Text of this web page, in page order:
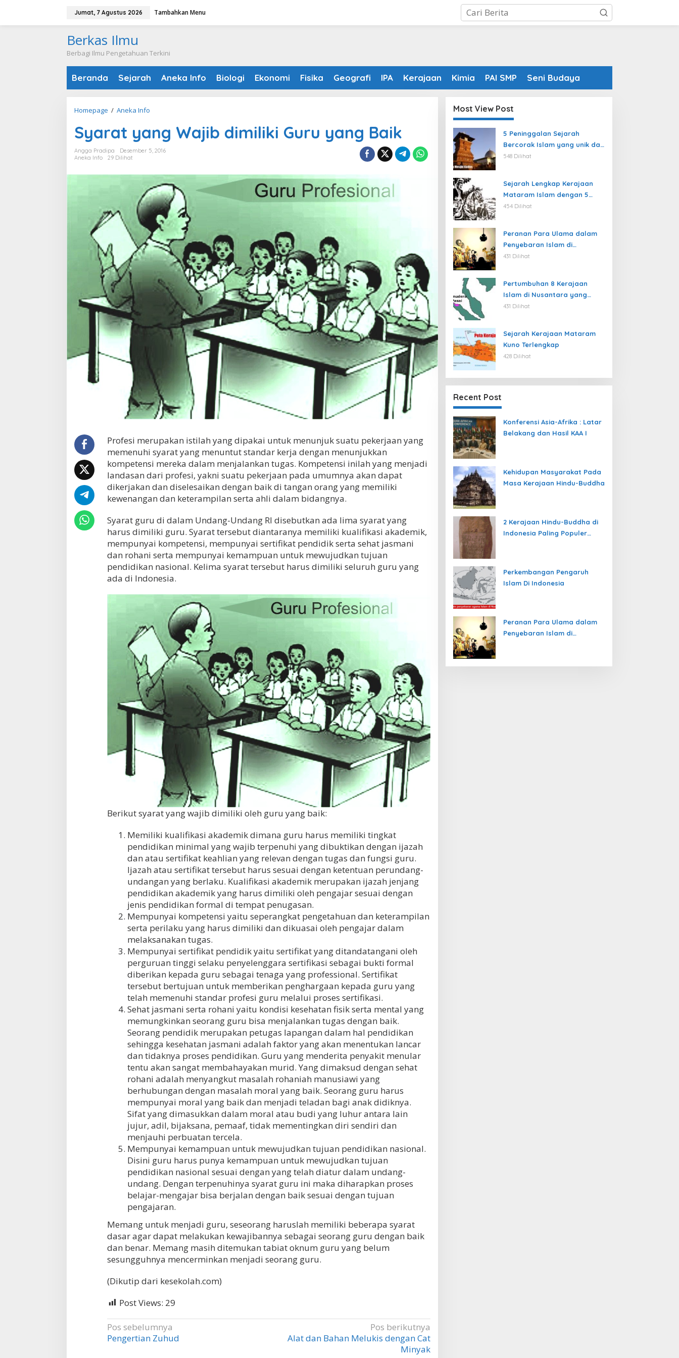
konten
Jumat, 7 Agustus 2026 Tambahkan Menu
Berkas Ilmu
Berbagi Ilmu Pengetahuan Terkini
Beranda Sejarah Aneka Info Biologi Ekonomi Fisika Geografi IPA Kerajaan Kimia PAI SMP Seni Budaya
Homepage / Aneka Info
Wajib
dimiliki
Guru
Baik
Syarat yang Wajib dimiliki Guru yang Baik
Angga Pradipa
Desember 5, 2016
Aneka Info
29 Dilihat
Profesi merupakan istilah yang dipakai untuk menunjuk suatu pekerjaan yang
memenuhi syarat yang menuntut standar kerja dengan menunjukkan
kompetensi mereka dalam menjalankan tugas. Kompetensi inilah yang menjadi
landasan dari profesi, yakni suatu pekerjaan pada umumnya akan dapat
dikerjakan dan diselesaikan dengan baik di tangan orang yang memiliki
kewenangan dan keterampilan serta ahli dalam bidangnya.
Syarat guru di dalam Undang-Undang RI disebutkan ada lima syarat yang
harus dimiliki guru. Syarat tersebut diantaranya memiliki kualifikasi akademik,
mempunyai kompetensi, mempunyai sertifikat pendidik serta sehat jasmani
dan rohani serta mempunyai kemampuan untuk mewujudkan tujuan
pendidikan nasional. Kelima syarat tersebut harus dimiliki seluruh guru yang
ada di Indonesia.
Berikut syarat yang wajib dimiliki oleh guru yang baik:
Memiliki kualifikasi akademik dimana guru harus memiliki tingkat
pendidikan minimal yang wajib terpenuhi yang dibuktikan dengan ijazah
dan atau sertifikat keahlian yang relevan dengan tugas dan fungsi guru.
Ijazah atau sertifikat tersebut harus sesuai dengan ketentuan perundang-
undangan yang berlaku. Kualifikasi akademik merupakan ijazah jenjang
pendidikan akademik yang harus dimiliki oleh pengajar sesuai dengan
jenis pendidikan formal di tempat penugasan.
Mempunyai kompetensi yaitu seperangkat pengetahuan dan keterampilan
serta perilaku yang harus dimiliki dan dikuasai oleh pengajar dalam
melaksanakan tugas.
Mempunyai sertifikat pendidik yaitu sertifikat yang ditandatangani oleh
perguruan tinggi selaku penyelenggara sertifikasi sebagai bukti formal
diberikan kepada guru sebagai tenaga yang professional. Sertifikat
tersebut bertujuan untuk memberikan penghargaan kepada guru yang
telah memenuhi standar profesi guru melalui proses sertifikasi.
Sehat jasmani serta rohani yaitu kondisi kesehatan fisik serta mental yang
memungkinkan seorang guru bisa menjalankan tugas dengan baik.
Seorang pendidik merupakan petugas lapangan dalam hal pendidikan
sehingga kesehatan jasmani adalah faktor yang akan menentukan lancar
dan tidaknya proses pendidikan. Guru yang menderita penyakit menular
tentu akan sangat membahayakan murid. Yang dimaksud dengan sehat
rohani adalah menyangkut masalah rohaniah manusiawi yang
berhubungan dengan masalah moral yang baik. Seorang guru harus
mempunyai moral yang baik dan menjadi teladan bagi anak didiknya.
Sifat yang dimasukkan dalam moral atau budi yang luhur antara lain
jujur, adil, bijaksana, pemaaf, tidak mementingkan diri sendiri dan
menjauhi perbuatan tercela.
Mempunyai kemampuan untuk mewujudkan tujuan pendidikan nasional.
Disini guru harus punya kemampuan untuk mewujudkan tujuan
pendidikan nasional sesuai dengan yang telah diatur dalam undang-
undang. Dengan terpenuhinya syarat guru ini maka diharapkan proses
belajar-mengajar bisa berjalan dengan baik sesuai dengan tujuan
pengajaran.
Memang untuk menjadi guru, seseorang haruslah memiliki beberapa syarat
dasar agar dapat melakukan kewajibannya sebagai seorang guru dengan baik
dan benar. Memang masih ditemukan tabiat oknum guru yang belum
sesungguhnya mencerminkan menjadi seorang guru.
(Dikutip dari kesekolah.com)
Post Views: 29
Navigasi
pos
Pos sebelumnya
Pengertian Zuhud
Pos berikutnya
Alat dan Bahan Melukis dengan Cat
Minyak
Most View Post
5 Peninggalan Sejarah
Bercorak Islam yang unik dan
sulit ditiru masyarakat
548 Dilihat
Sejarah Lengkap Kerajaan
Mataram Islam dengan 5
Rajanya yang terkenal
454 Dilihat
Peranan Para Ulama dalam
Penyebaran Islam di
Nusantara
431 Dilihat
Pertumbuhan 8 Kerajaan
Islam di Nusantara yang
jarang dibahas
431 Dilihat
Sejarah Kerajaan Mataram
Kuno Terlengkap
428 Dilihat
Recent Post
Konferensi Asia-Afrika : Latar
Belakang dan Hasil KAA I
Kehidupan Masyarakat Pada
Masa Kerajaan Hindu-Buddha
2 Kerajaan Hindu-Buddha di
Indonesia Paling Populer
Perkembangan Pengaruh
Islam Di Indonesia
Peranan Para Ulama dalam
Penyebaran Islam di